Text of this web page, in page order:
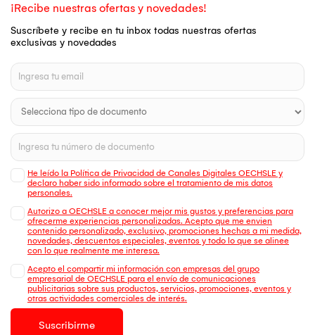
¡Recibe nuestras ofertas y novedades!
Suscríbete y recibe en tu inbox todas nuestras ofertas
exclusivas y novedades
He leído la Política de Privacidad de Canales Digitales OECHSLE y
declaro haber sido informado sobre el tratamiento de mis datos
personales.
Autorizo a OECHSLE a conocer mejor mis gustos y preferencias para
ofrecerme experiencias personalizadas. Acepto que me envien
contenido personalizado, exclusivo, promociones hechas a mi medida,
novedades, descuentos especiales, eventos y todo lo que se alinee
con lo que realmente me interesa.
Acepto el compartir mi información con empresas del grupo
empresarial de OECHSLE para el envío de comunicaciones
publicitarias sobre sus productos, servicios, promociones, eventos y
otras actividades comerciales de interés.
Suscribirme